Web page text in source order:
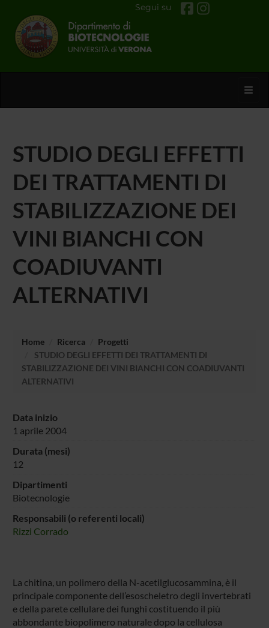
Segui su
STUDIO DEGLI EFFETTI
DEI TRATTAMENTI DI
STABILIZZAZIONE DEI
VINI BIANCHI CON
COADIUVANTI
ALTERNATIVI
Home Ricerca
Progetti
STUDIO DEGLI EFFETTI DEI TRATTAMENTI DI
STABILIZZAZIONE DEI VINI BIANCHI CON COADIUVANTI
ALTERNATIVI
Data inizio
1 aprile 2004
Durata (mesi)
12
Dipartimenti
Biotecnologie
Responsabili (o referenti locali)
Rizzi Corrado
La chitina, un polimero della N-acetilglucosammina, è il
principale componente dell’esoscheletro degli invertebrati
e della parete cellulare dei funghi costituendo il più
abbondante biopolimero naturale dopo la cellulosa